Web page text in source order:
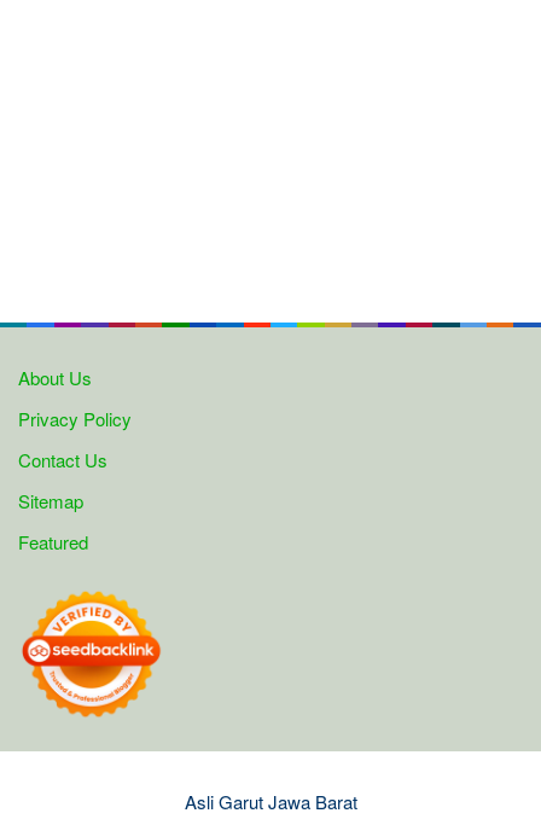
About Us
Privacy Policy
Contact Us
Sitemap
Featured
Asli Garut Jawa Barat